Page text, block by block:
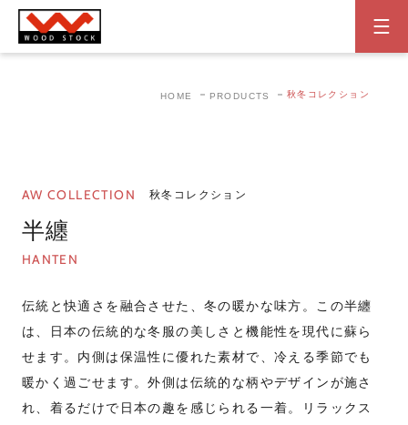
HOME PRODUCTS 秋冬コレクション
AW COLLECTION 秋冬コレクション
半纏
HANTEN
伝統と快適さを融合させた、冬の暖かな味方。この半纏
は、日本の伝統的な冬服の美しさと機能性を現代に蘇ら
せます。内側は保温性に優れた素材で、冷える季節でも
暖かく過ごせます。外側は伝統的な柄やデザインが施さ
れ、着るだけで日本の趣を感じられる一着。リラックス